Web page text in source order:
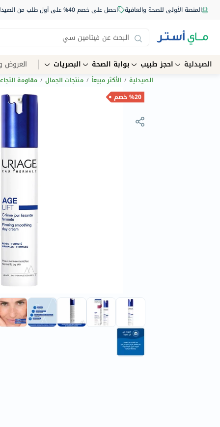
المنصة الأولى للصحة والعافية احصل على خصم 40% على أول طلب من الصيدلية أونلاين استخدم الكود: NEW40
الصيدلية احجز طبيب بوابة الصحة البصريات العروض
الصيدلية / الأكثر مبيعاً / منتجات الجمال / مقاومة
%20 خصم